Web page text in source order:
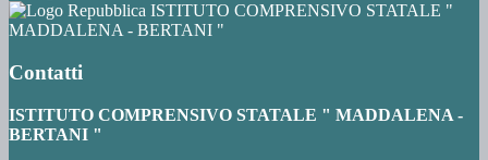
ISTITUTO COMPRENSIVO STATALE "
MADDALENA - BERTANI "
Contatti
ISTITUTO COMPRENSIVO STATALE " MADDALENA -
BERTANI "